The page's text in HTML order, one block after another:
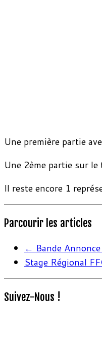
Une première partie
Une 2ème partie sur le
Il reste encore 1
Parcourir les articles
← Bande
Stage Régional
Suivez-Nous !